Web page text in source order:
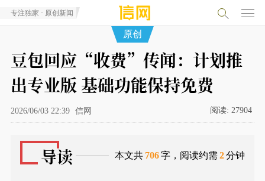
专注独家 · 原创新闻
原创
豆包回应“收费”传闻：计划推
出专业版 基础功能保持免费
2026/06/03 22:39 信网 阅读: 27904
导读 本文共 706字，阅读约需 2分钟